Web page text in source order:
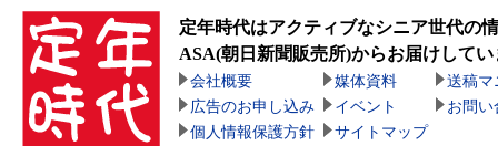
定年時代はアクティブなシニア世代の
ASA(朝日新聞販売所)からお届けしてい
会社概要 媒体資料
送稿マ
広告のお申し込み
イベント
お問い
個人情報保護方針
サイトマップ